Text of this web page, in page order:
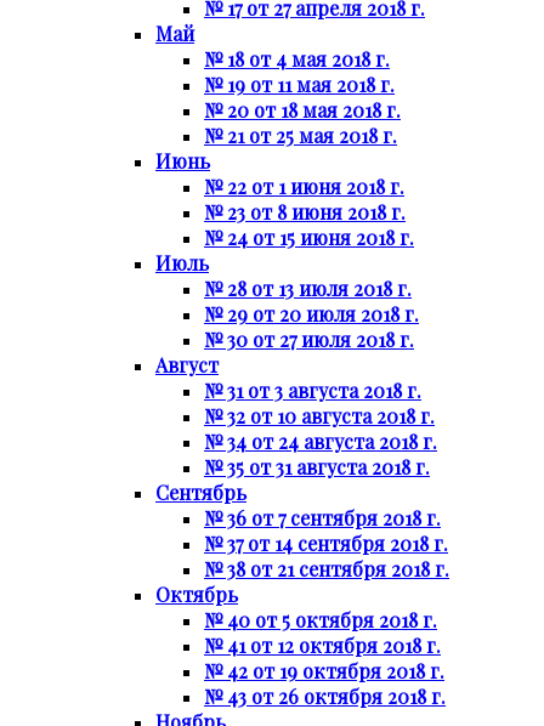
№ 17 от 27 апреля 2018 г.
Май
№ 18 от 4 мая 2018 г.
№ 19 от 11 мая 2018 г.
№ 20 от 18 мая 2018 г.
№ 21 от 25 мая 2018 г.
Июнь
№ 22 от 1 июня 2018 г.
№ 23 от 8 июня 2018 г.
№ 24 от 15 июня 2018 г.
Июль
№ 28 от 13 июля 2018 г.
№ 29 от 20 июля 2018 г.
№ 30 от 27 июля 2018 г.
Август
№ 31 от 3 августа 2018 г.
№ 32 от 10 августа 2018 г.
№ 34 от 24 августа 2018 г.
№ 35 от 31 августа 2018 г.
Сентябрь
№ 36 от 7 сентября 2018 г.
№ 37 от 14 сентября 2018 г.
№ 38 от 21 сентября 2018 г.
Октябрь
№ 40 от 5 октября 2018 г.
№ 41 от 12 октября 2018 г.
№ 42 от 19 октября 2018 г.
№ 43 от 26 октября 2018 г.